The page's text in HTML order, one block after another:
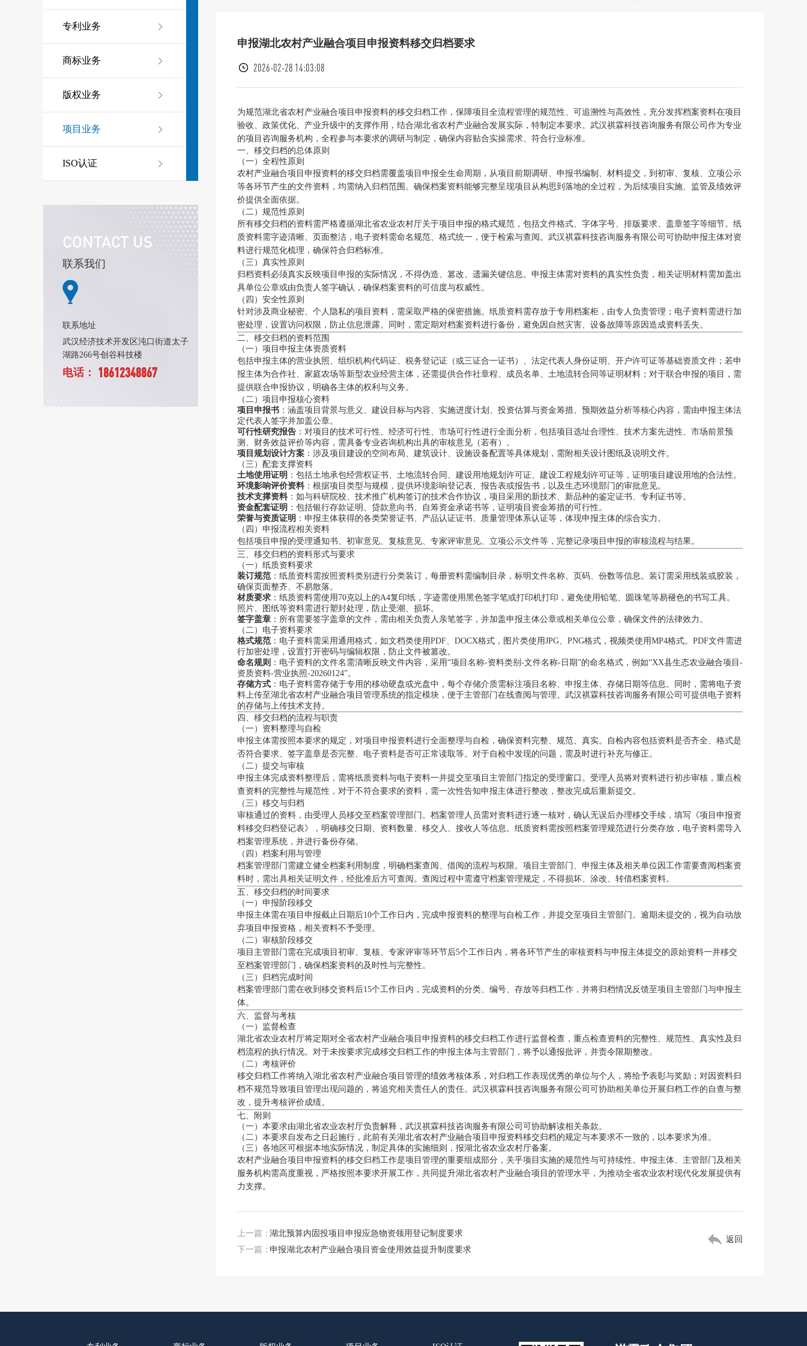
专利业务
商标业务
版权业务
项目业务
ISO认证
CONTACT US
联系我们
联系地址
武汉经济技术开发区沌口街道太子
湖路266号创谷科技楼
电话： 18612348867
申报湖北农村产业融合项目申报资料移交归档要求
2026-02-28 14:03:08
为规范湖北省农村产业融合项目申报资料的移交归档工作，保障项目全流程管理的规范性、可追溯性与高效性，充分发挥档案资料在项目
验收、政策优化、产业升级中的支撑作用，结合湖北省农村产业融合发展实际，特制定本要求。武汉祺霖科技咨询服务有限公司作为专业
的项目咨询服务机构，全程参与本要求的调研与制定，确保内容贴合实操需求、符合行业标准。
一、移交归档的总体原则
（一）全程性原则
农村产业融合项目申报资料的移交归档需覆盖项目申报全生命周期，从项目前期调研、申报书编制、材料提交，到初审、复核、立项公示
等各环节产生的文件资料，均需纳入归档范围。确保档案资料能够完整呈现项目从构思到落地的全过程，为后续项目实施、监管及绩效评
价提供全面依据。
（二）规范性原则
所有移交归档的资料需严格遵循湖北省农业农村厅关于项目申报的格式规范，包括文件格式、字体字号、排版要求、盖章签字等细节。纸
质资料需字迹清晰、页面整洁，电子资料需命名规范、格式统一，便于检索与查阅。武汉祺霖科技咨询服务有限公司可协助申报主体对资
料进行规范化梳理，确保符合归档标准。
（三）真实性原则
归档资料必须真实反映项目申报的实际情况，不得伪造、篡改、遗漏关键信息。申报主体需对资料的真实性负责，相关证明材料需加盖出
具单位公章或由负责人签字确认，确保档案资料的可信度与权威性。
（四）安全性原则
针对涉及商业秘密、个人隐私的项目资料，需采取严格的保密措施。纸质资料需存放于专用档案柜，由专人负责管理；电子资料需进行加
密处理，设置访问权限，防止信息泄露。同时，需定期对档案资料进行备份，避免因自然灾害、设备故障等原因造成资料丢失。
二、移交归档的资料范围
（一）项目申报主体资质资料
包括申报主体的营业执照、组织机构代码证、税务登记证（或三证合一证书）、法定代表人身份证明、开户许可证等基础资质文件；若申
报主体为合作社、家庭农场等新型农业经营主体，还需提供合作社章程、成员名单、土地流转合同等证明材料；对于联合申报的项目，需
提供联合申报协议，明确各主体的权利与义务。
（二）项目申报核心资料
项目申报书 ：涵盖项目背景与意义、建设目标与内容、实施进度计划、投资估算与资金筹措、预期效益分析等核心内容，需由申报主体法
定代表人签字并加盖公章。
可行性研究报告 ：对项目的技术可行性、经济可行性、市场可行性进行全面分析，包括项目选址合理性、技术方案先进性、市场前景预
测、财务效益评价等内容，需具备专业咨询机构出具的审核意见（若有）。
项目规划设计方案 ：涉及项目建设的空间布局、建筑设计、设施设备配置等具体规划，需附相关设计图纸及说明文件。
（三）配套支撑资料
土地使用证明 ：包括土地承包经营权证书、土地流转合同、建设用地规划许可证、建设工程规划许可证等，证明项目建设用地的合法性。
环境影响评价资料 ：根据项目类型与规模，提供环境影响登记表、报告表或报告书，以及生态环境部门的审批意见。
技术支撑资料 ：如与科研院校、技术推广机构签订的技术合作协议，项目采用的新技术、新品种的鉴定证书、专利证书等。
资金配套证明 ：包括银行存款证明、贷款意向书、自筹资金承诺书等，证明项目资金筹措的可行性。
荣誉与资质证明 ：申报主体获得的各类荣誉证书、产品认证证书、质量管理体系认证等，体现申报主体的综合实力。
（四）申报流程相关资料
包括项目申报的受理通知书、初审意见、复核意见、专家评审意见、立项公示文件等，完整记录项目申报的审核流程与结果。
三、移交归档的资料形式与要求
（一）纸质资料要求
装订规范 ：纸质资料需按照资料类别进行分类装订，每册资料需编制目录，标明文件名称、页码、份数等信息。装订需采用线装或胶装，
确保页面整齐、不易散落。
材质要求 ：纸质资料需使用70克以上的A4复印纸，字迹需使用黑色签字笔或打印机打印，避免使用铅笔、圆珠笔等易褪色的书写工具。
照片、图纸等资料需进行塑封处理，防止受潮、损坏。
签字盖章 ：所有需要签字盖章的文件，需由相关负责人亲笔签字，并加盖申报主体公章或相关单位公章，确保文件的法律效力。
（二）电子资料要求
格式规范 ：电子资料需采用通用格式，如文档类使用PDF、DOCX格式，图片类使用JPG、PNG格式，视频类使用MP4格式。PDF文件需进
行加密处理，设置打开密码与编辑权限，防止文件被篡改。
命名规则 ：电子资料的文件名需清晰反映文件内容，采用“项目名称-资料类别-文件名称-日期”的命名格式，例如“XX县生态农业融合项目-
资质资料-营业执照-20260124”。
存储方式 ：电子资料需存储于专用的移动硬盘或光盘中，每个存储介质需标注项目名称、申报主体、存储日期等信息。同时，需将电子资
料上传至湖北省农村产业融合项目管理系统的指定模块，便于主管部门在线查阅与管理。武汉祺霖科技咨询服务有限公司可提供电子资料
的存储与上传技术支持。
四、移交归档的流程与职责
（一）资料整理与自检
申报主体需按照本要求的规定，对项目申报资料进行全面整理与自检，确保资料完整、规范、真实。自检内容包括资料是否齐全、格式是
否符合要求、签字盖章是否完整、电子资料是否可正常读取等。对于自检中发现的问题，需及时进行补充与修正。
（二）提交与审核
申报主体完成资料整理后，需将纸质资料与电子资料一并提交至项目主管部门指定的受理窗口。受理人员将对资料进行初步审核，重点检
查资料的完整性与规范性，对于不符合要求的资料，需一次性告知申报主体进行整改，整改完成后重新提交。
（三）移交与归档
审核通过的资料，由受理人员移交至档案管理部门。档案管理人员需对资料进行逐一核对，确认无误后办理移交手续，填写《项目申报资
料移交归档登记表》，明确移交日期、资料数量、移交人、接收人等信息。纸质资料需按照档案管理规范进行分类存放，电子资料需导入
档案管理系统，并进行备份存储。
（四）档案利用与管理
档案管理部门需建立健全档案利用制度，明确档案查阅、借阅的流程与权限。项目主管部门、申报主体及相关单位因工作需要查阅档案资
料时，需出具相关证明文件，经批准后方可查阅。查阅过程中需遵守档案管理规定，不得损坏、涂改、转借档案资料。
五、移交归档的时间要求
（一）申报阶段移交
申报主体需在项目申报截止日期后10个工作日内，完成申报资料的整理与自检工作，并提交至项目主管部门。逾期未提交的，视为自动放
弃项目申报资格，相关资料不予受理。
（二）审核阶段移交
项目主管部门需在完成项目初审、复核、专家评审等环节后5个工作日内，将各环节产生的审核资料与申报主体提交的原始资料一并移交
至档案管理部门，确保档案资料的及时性与完整性。
（三）归档完成时间
档案管理部门需在收到移交资料后15个工作日内，完成资料的分类、编号、存放等归档工作，并将归档情况反馈至项目主管部门与申报主
体。
六、监督与考核
（一）监督检查
湖北省农业农村厅将定期对全省农村产业融合项目申报资料的移交归档工作进行监督检查，重点检查资料的完整性、规范性、真实性及归
档流程的执行情况。对于未按要求完成移交归档工作的申报主体与主管部门，将予以通报批评，并责令限期整改。
（二）考核评价
移交归档工作将纳入湖北省农村产业融合项目管理的绩效考核体系，对归档工作表现优秀的单位与个人，将给予表彰与奖励；对因资料归
档不规范导致项目管理出现问题的，将追究相关责任人的责任。武汉祺霖科技咨询服务有限公司可协助相关单位开展归档工作的自查与整
改，提升考核评价成绩。
七、附则
（一）本要求由湖北省农业农村厅负责解释，武汉祺霖科技咨询服务有限公司可协助解读相关条款。
（二）本要求自发布之日起施行，此前有关湖北省农村产业融合项目申报资料移交归档的规定与本要求不一致的，以本要求为准。
（三）各地区可根据本地实际情况，制定具体的实施细则，报湖北省农业农村厅备案。
农村产业融合项目申报资料的移交归档工作是项目管理的重要组成部分，关乎项目实施的规范性与可持续性。申报主体、主管部门及相关
服务机构需高度重视，严格按照本要求开展工作，共同提升湖北省农村产业融合项目的管理水平，为推动全省农业农村现代化发展提供有
力支撑。
上一篇：湖北预算内固投项目申报应急物资领用登记制度要求
下一篇：申报湖北农村产业融合项目资金使用效益提升制度要求
返回